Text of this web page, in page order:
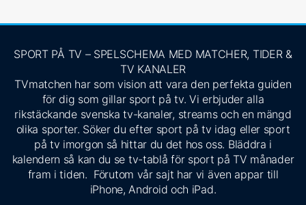
SPORT PÅ TV – SPELSCHEMA MED MATCHER, TIDER &
TV KANALER
TVmatchen har som vision att vara den perfekta guiden
för dig som gillar sport på tv. Vi erbjuder alla
rikstäckande svenska tv-kanaler, streams och en mängd
olika sporter. Söker du efter sport på tv idag eller sport
på tv imorgon så hittar du det hos oss. Bläddra i
kalendern så kan du se tv-tablå för sport på TV månader
fram i tiden. Förutom vår sajt har vi även appar till
iPhone, Android och iPad.